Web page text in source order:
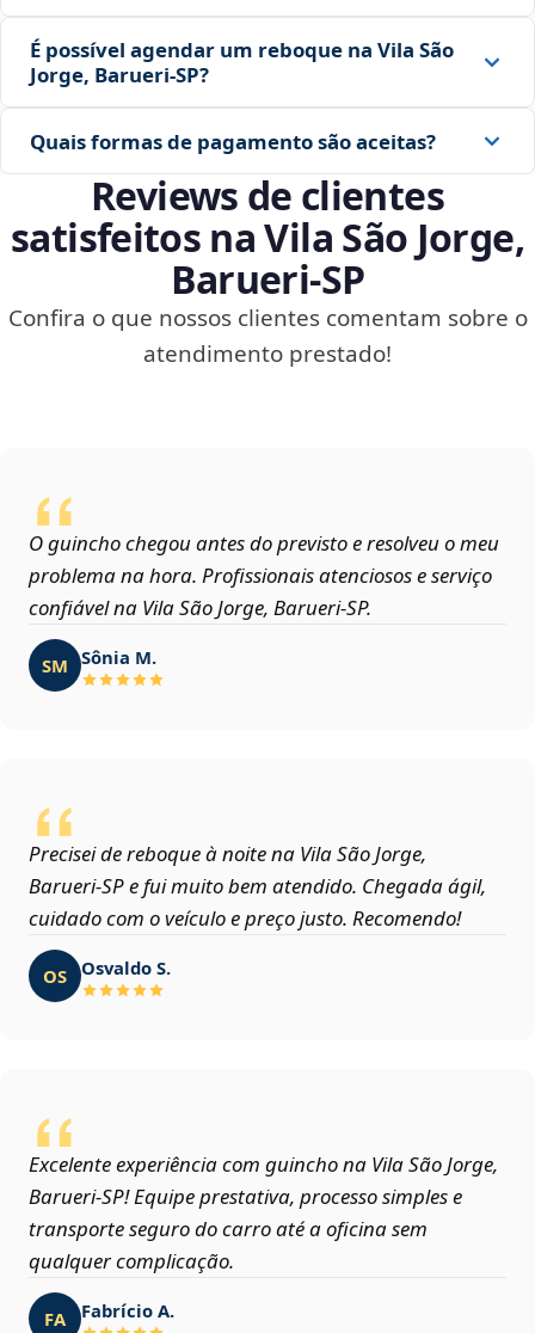
É possível agendar um reboque na Vila São
Jorge, Barueri‑SP?
Quais formas de pagamento são aceitas?
Reviews de clientes
satisfeitos na Vila São Jorge,
Barueri‑SP
Confira o que nossos clientes comentam sobre o
atendimento prestado!
O guincho chegou antes do previsto e resolveu o meu
problema na hora. Profissionais atenciosos e serviço
confiável na Vila São Jorge, Barueri‑SP.
SM Sônia M.
Precisei de reboque à noite na Vila São Jorge,
Barueri‑SP e fui muito bem atendido. Chegada ágil,
cuidado com o veículo e preço justo. Recomendo!
OS Osvaldo S.
Excelente experiência com guincho na Vila São Jorge,
Barueri‑SP! Equipe prestativa, processo simples e
transporte seguro do carro até a oficina sem
qualquer complicação.
FA Fabrício A.